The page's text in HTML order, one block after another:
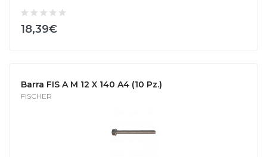
18,39€
Barra FIS A M 12 X 140 A4 (10 Pz.)
FISCHER